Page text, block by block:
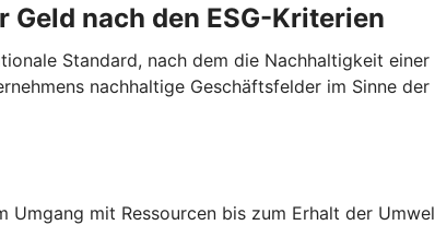
nach den ESG-Kriterien
Standard, nach dem die Nachhaltigkeit
nachhaltige Geschäftsfelder im Sinne
mit Ressourcen bis zum Erhalt der